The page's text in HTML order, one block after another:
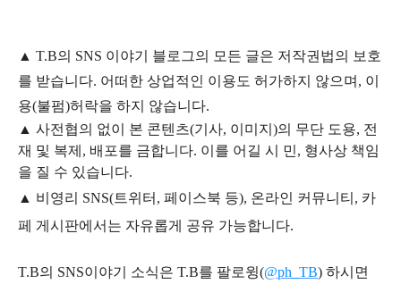
▲ T.B의 SNS 이야기 블 로그의 모든 글은 저작권법의 보호
를 받습니다. 어떠한 상업적인 이용도 허가하지 않으며, 이
용(불펌)허락을 하지 않습니다.
▲ 사전협의 없이 본 콘텐츠(기사, 이미지)의 무단 도용, 전
재 및 복제, 배포를 금합니다. 이를 어길 시 민, 형사상 책임
을 질 수 있습니다.
▲ 비영리 SNS(트위터, 페이스북 등), 온라인 커뮤니티, 카
페 게시판에서는 자유롭게 공유 가능합니다.
T.B의 SNS이야기 소식은 T.B를 팔로윙(@ph_TB) 하시면